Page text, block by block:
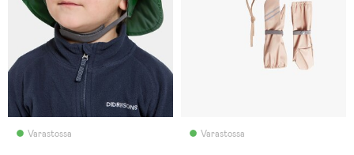
Varastossa Varastossa